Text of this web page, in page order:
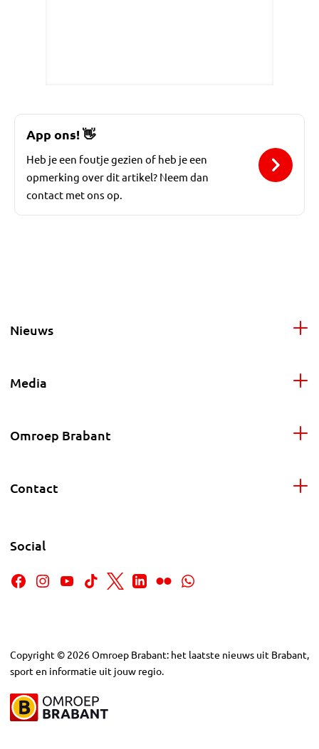
App ons!👋
Heb je een foutje gezien of heb je een
opmerking over dit artikel? Neem dan
contact met ons op.
Nieuws
Media
Omroep Brabant
Contact
Social
Copyright © 2026Omroep Brabant: het laatste nieuws uit Brabant,
sport en informatie uit jouw regio.